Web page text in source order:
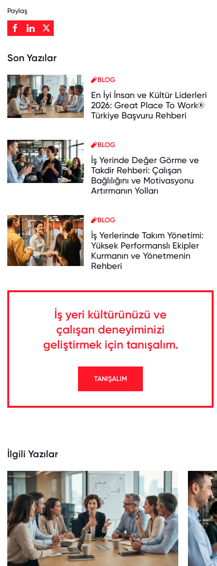
Paylaş
Son Yazılar
BLOG
En İyi İnsan ve Kültür Liderleri
2026: Great Place To Work®
Türkiye Başvuru Rehberi
BLOG
İş Yerinde Değer Görme ve
Takdir Rehberi: Çalışan
Bağlılığını ve Motivasyonu
Artırmanın Yolları
BLOG
İş Yerlerinde Takım Yönetimi:
Yüksek Performanslı Ekipler
Kurmanın ve Yönetmenin
Rehberi
İş yeri kültürünüzü ve
çalışan deneyiminizi
geliştirmek için tanışalım.
TANIŞALIM
İlgili Yazılar